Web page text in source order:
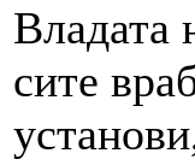
Владата
сите